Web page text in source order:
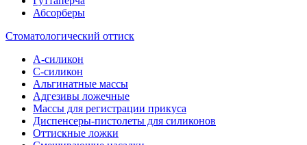
Абсорберы
Стоматологический оттиск
А-силикон
C-силикон
Альгинатные массы
Адгезивы ложечные
Массы для регистрации прикуса
Диспенсеры-пистолеты для силиконов
Оттискные ложки